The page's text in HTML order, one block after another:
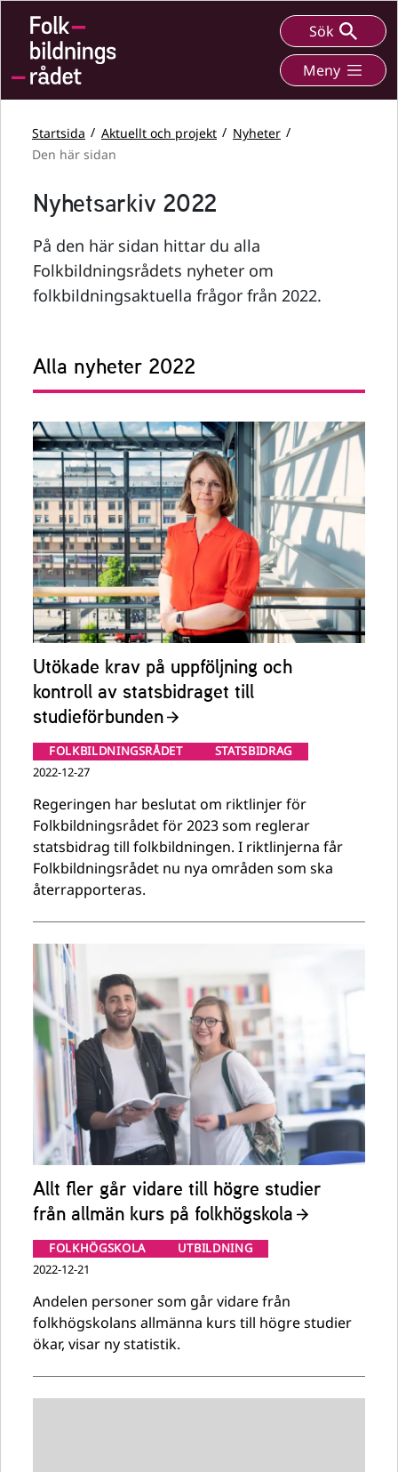
Sök
Meny
Startsida Aktuellt och projekt
Nyheter
Den här sidan
Nyhetsarkiv 2022
På den här sidan hittar du alla
Folkbildningsrådets nyheter om
folkbildningsaktuella frågor från 2022.
Alla nyheter 2022
Utökade krav på uppföljning och
kontroll av statsbidraget till
studieförbunden
FOLKBILDNINGSRÅDET
STATSBIDRAG
2022-12-27
Regeringen har beslutat om riktlinjer för
Folkbildningsrådet för 2023 som reglerar
statsbidrag till folkbildningen. I riktlinjerna får
Folkbildningsrådet nu nya områden som ska
återrapporteras.
Allt fler går vidare till högre studier
från allmän kurs på folkhögskola
FOLKHÖGSKOLA
UTBILDNING
2022-12-21
Andelen personer som går vidare från
folkhögskolans allmänna kurs till högre studier
ökar, visar ny statistik.